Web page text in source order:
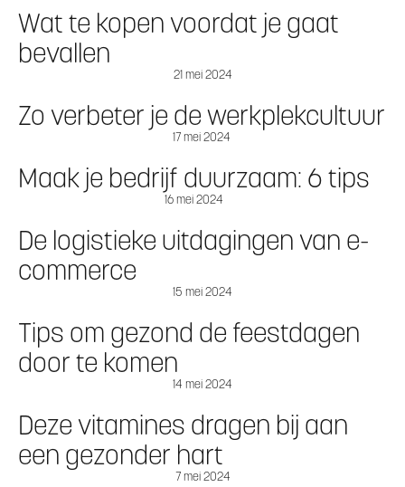
Wat te kopen voordat je gaat
bevallen
21 mei 2024
Zo verbeter je de werkplekcultuur
17 mei 2024
Maak je bedrijf duurzaam: 6 tips
16 mei 2024
De logistieke uitdagingen van e-
commerce
15 mei 2024
Tips om gezond de feestdagen
door te komen
14 mei 2024
Deze vitamines dragen bij aan
een gezonder hart
7 mei 2024